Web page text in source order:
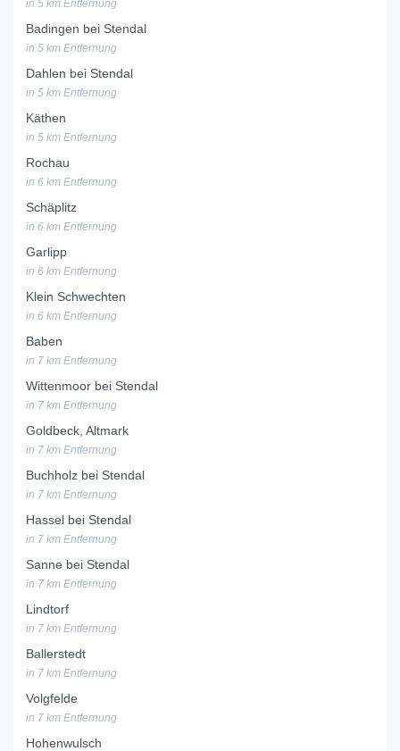
in 5 km Entfernung
Badingen bei Stendal
in 5 km Entfernung
Dahlen bei Stendal
in 5 km Entfernung
Käthen
in 5 km Entfernung
Rochau
in 6 km Entfernung
Schäplitz
in 6 km Entfernung
Garlipp
in 6 km Entfernung
Klein Schwechten
in 6 km Entfernung
Baben
in 7 km Entfernung
Wittenmoor bei Stendal
in 7 km Entfernung
Goldbeck, Altmark
in 7 km Entfernung
Buchholz bei Stendal
in 7 km Entfernung
Hassel bei Stendal
in 7 km Entfernung
Sanne bei Stendal
in 7 km Entfernung
Lindtorf
in 7 km Entfernung
Ballerstedt
in 7 km Entfernung
Volgfelde
in 7 km Entfernung
Hohenwulsch